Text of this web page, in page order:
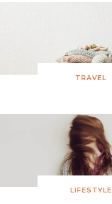
TRAVEL
LIFESTYLE